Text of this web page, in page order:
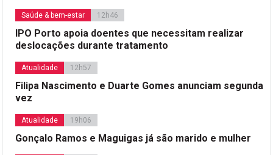
Saúde & bem-estar 12h46
IPO Porto apoia doentes que necessitam realizar
deslocações durante tratamento
Atualidade 12h57
Filipa Nascimento e Duarte Gomes anunciam segunda
vez
Atualidade 19h06
Gonçalo Ramos e Maguigas já são marido e mulher